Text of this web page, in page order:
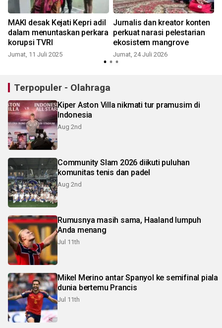
MAKI desak Kejati Kepri adil
dalam menuntaskan perkara
korupsi TVRI
Jumat, 11 Juli 2025
Jurnalis dan kreator konten
perkuat narasi pelestarian
ekosistem mangrove
Jumat, 24 Juli 2026
Terpopuler - Olahraga
Kiper Aston Villa nikmati tur pramusim di
Indonesia
Aug 2nd
Community Slam 2026 diikuti puluhan
komunitas tenis dan padel
Aug 2nd
Rumusnya masih sama, Haaland lumpuh
Anda menang
Jul 11th
Mikel Merino antar Spanyol ke semifinal piala
dunia bertemu Prancis
Jul 11th